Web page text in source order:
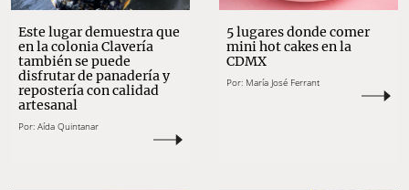
Este lugar demuestra que
en la colonia Clavería
también se puede
disfrutar de panadería y
repostería con calidad
artesanal
Por: Aída Quintanar
5 lugares donde comer
mini hot cakes en la
CDMX
Por: María José Ferrant